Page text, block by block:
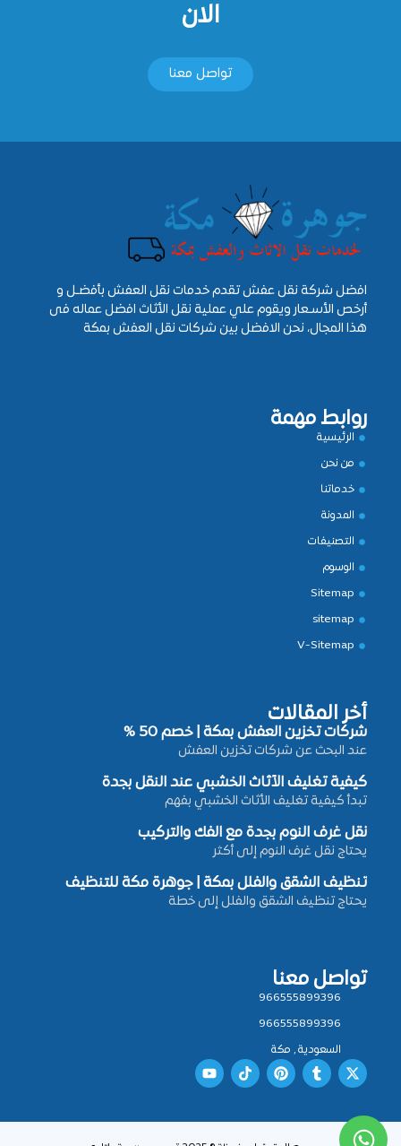
الان
تواصل معنا
افضل شركة نقل عفش تقدم خدمات نقل العفش بأفضـل و
أرخص الأسـعار ويقوم علي عملية نقل الأثاث افضل عماله فى
هذا المجال، نحن الافضل بين شركات نقل العفش بمكة
روابط مهمة
الرئيسية
من نحن
خدماتنا
المدونة
التصنيفات
الوسوم
Sitemap
sitemap
V-Sitemap
أخر المقالات
شركات تخزين العفش بمكة | خصم 50 %
عند البحث عن شركات تخزين العفش
كيفية تغليف الأثاث الخشبي عند النقل بجدة
تبدأ كيفية تغليف الأثاث الخشبي بفهم
نقل غرف النوم بجدة مع الفك والتركيب
يحتاج نقل غرف النوم إلى أكثر
تنظيف الشقق والفلل بمكة | جوهرة مكة للتنظيف
يحتاج تنظيف الشقق والفلل إلى خطة
تواصل معنا
966555899396
966555899396
السعودية , مكة
X
-
i
t
T
u
l
P
i
e
T
i
o
Y
o
u